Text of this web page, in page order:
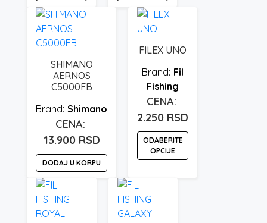
SHIMANO
AERNOS
C5000FB
Shimano
13.900 RSD
DODAJ U KORPU
FILEX UNO
Fil
Fishing
2.250 RSD
ODABERITE
OPCIJE
proizvod
ima
više